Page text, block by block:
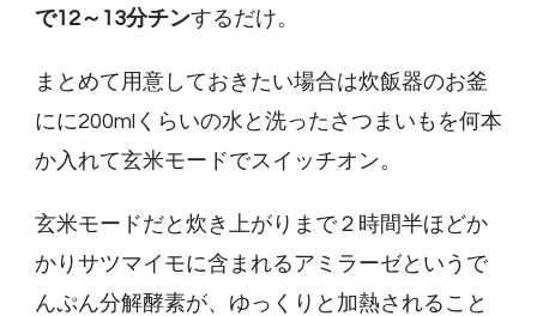
で12～13分チンするだけ。
まとめて用意しておきたい場合は炊飯器のお釜
にに200mlくらいの水と洗ったさつまいもを何本
か入れて玄米モードでスイッチオン。
玄米モードだと炊き上がりまで２時間半ほどか
かりサツマイモに含まれるアミラーゼというで
んぷん分解酵素が、ゆっくりと加熱されること